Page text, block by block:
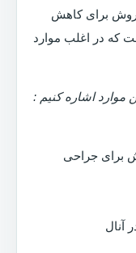
روش برای کاهش
که در اغلب موارد
موارد اشاره کنیم :
برای جراحی
آنال